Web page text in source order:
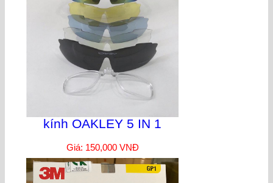
kính OAKLEY 5 IN 1
Giá: 150,000 VNĐ